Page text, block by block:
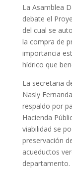
La Asamblea
debate el
del cual se
la compra de
importancia
hídrico que
La secretaria
Nasly
respaldo por
Hacienda
viabilidad se
preservación
acueductos
departamento.